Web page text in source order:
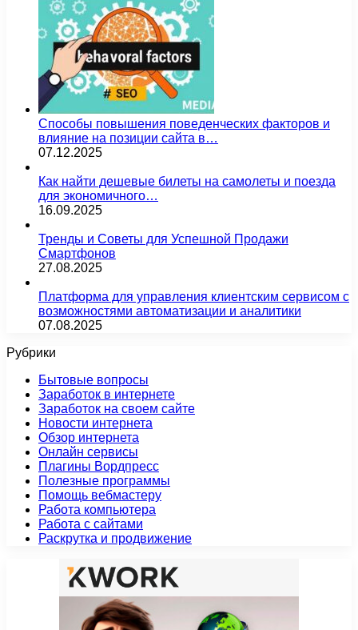
Способы повышения поведенческих факторов и
влияние на позиции сайта в…
07.12.2025
Как найти дешевые билеты на самолеты и поезда
для экономичного…
16.09.2025
Тренды и Советы для Успешной Продажи
Смартфонов
27.08.2025
Платформа для управления клиентским сервисом с
возможностями автоматизации и аналитики
07.08.2025
Рубрики
Бытовые вопросы
Заработок в интернете
Заработок на своем сайте
Новости интернета
Обзор интернета
Онлайн сервисы
Плагины Вордпресс
Полезные программы
Помощь вебмастеру
Работа компьютера
Работа с сайтами
Раскрутка и продвижение